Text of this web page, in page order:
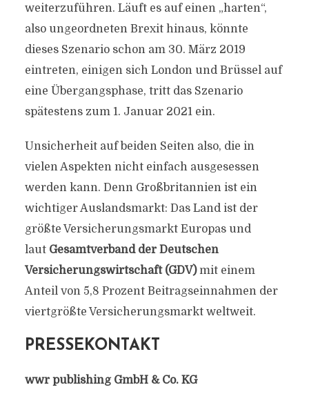
weiterzuführen. Läuft es auf einen „harten“,
also ungeordneten Brexit hinaus, könnte
dieses Szenario schon am 30. März 2019
eintreten, einigen sich London und Brüssel auf
eine Übergangsphase, tritt das Szenario
spätestens zum 1. Januar 2021 ein.
Unsicherheit auf beiden Seiten also, die in
vielen Aspekten nicht einfach ausgesessen
werden kann. Denn Großbritannien ist ein
wichtiger Auslandsmarkt: Das Land ist der
größte Versicherungsmarkt Europas und
laut Gesamtverband der Deutschen
Versicherungswirtschaft (GDV)mit einem
Anteil von 5,8 Prozent Beitragseinnahmen der
viertgrößte Versicherungsmarkt weltweit.
PRESSEKONTAKT
wwr publishing GmbH & Co. KG